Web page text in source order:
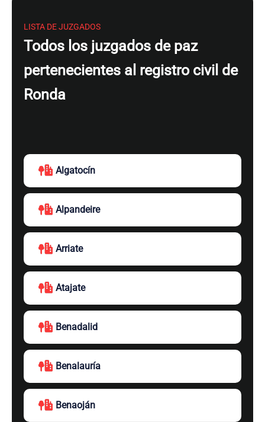
LISTA DE JUZGADOS
Todos los juzgados de paz
pertenecientes al registro civil de
Ronda
Algatocín
Alpandeire
Arriate
Atajate
Benadalid
Benalauría
Benaoján